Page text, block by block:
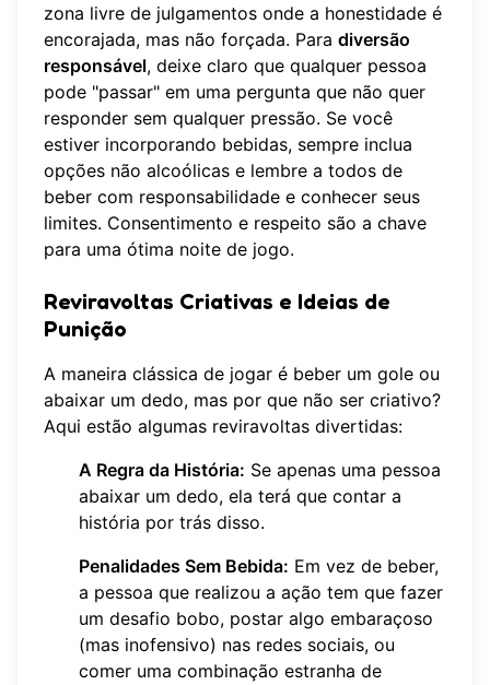
zona livre de julgamentos onde a honestidade é
encorajada, mas não forçada. Para diversão
responsável, deixe claro que qualquer pessoa
pode "passar" em uma pergunta que não quer
responder sem qualquer pressão. Se você
estiver incorporando bebidas, sempre inclua
opções não alcoólicas e lembre a todos de
beber com responsabilidade e conhecer seus
limites. Consentimento e respeito são a chave
para uma ótima noite de jogo.
Reviravoltas Criativas e Ideias de
Punição
A maneira clássica de jogar é beber um gole ou
abaixar um dedo, mas por que não ser criativo?
Aqui estão algumas reviravoltas divertidas:
A Regra da História: Se apenas uma pessoa
abaixar um dedo, ela terá que contar a
história por trás disso.
Penalidades Sem Bebida: Em vez de beber,
a pessoa que realizou a ação tem que fazer
um desafio bobo, postar algo embaraçoso
(mas inofensivo) nas redes sociais, ou
comer uma combinação estranha de